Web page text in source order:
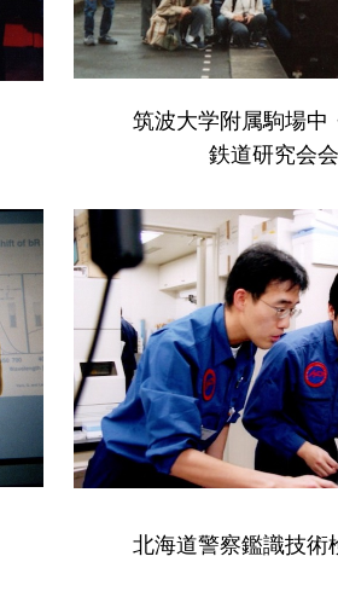
筑波大学附属駒場中
鉄道研究会
北海道警察鑑識技術